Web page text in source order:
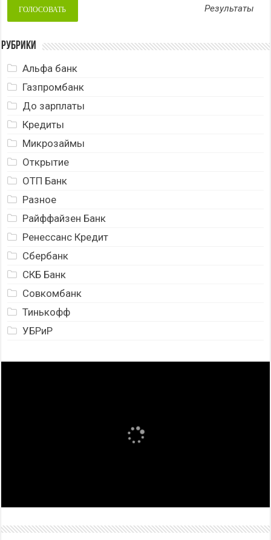
Результаты
Рубрики
Альфа банк
Газпромбанк
До зарплаты
Кредиты
Микрозаймы
Открытие
ОТП Банк
Разное
Райффайзен Банк
Ренессанс Кредит
Сбербанк
СКБ Банк
Совкомбанк
Тинькофф
УБРиР